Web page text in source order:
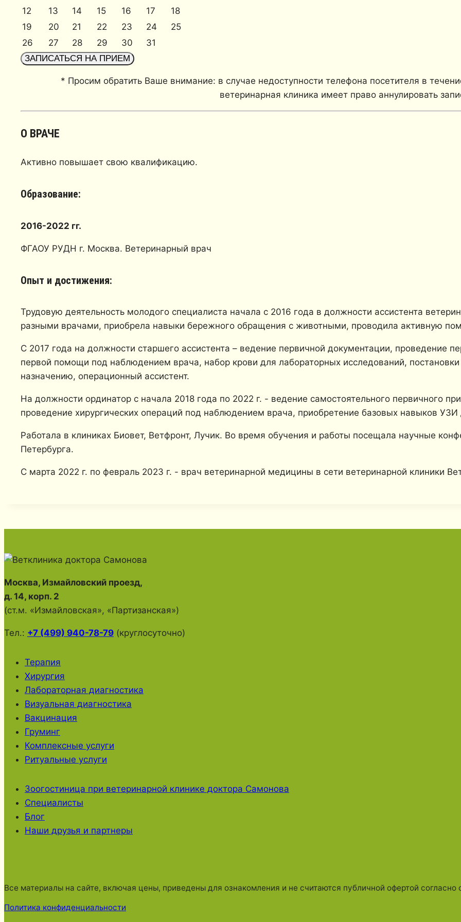
12
13 14 15 16 17
18
19
20 21 22 23 24
25
26
27 28 29 30 31
ЗАПИСАТЬСЯ НА ПРИЕМ
* Просим обратить Ваше внимание: в случае недоступности телефона посетителя в
ветеринарная клиника имеет право аннулировать
О ВРАЧЕ
Активно повышает свою квалификацию.
Образование:
2016-2022 гг.
ФГАОУ РУДН г. Москва. Ветеринарный врач
Опыт и достижения:
Трудовую деятельность молодого специалиста начала с 2016 года в должности ассистента
разными врачами, приобрела навыки бережного обращения с животными, проводила активную
С 2017 года на должности старшего ассистента – ведение первичной документации, проведение
первой помощи под наблюдением врача, набор крови для лабораторных исследований,
назначению, операционный ассистент.
На должности ординатор с начала 2018 года по 2022 г. - ведение самостоятельного первичного
проведение хирургических операций под наблюдением врача, приобретение базовых навыков УЗИ
Работала в клиниках Биовет, Ветфронт, Лучик. Во время обучения и работы посещала научные
Петербурга.
С марта 2022 г. по февраль 2023 г. - врач ветеринарной медицины в сети ветеринарной клиники
Москва, Измайловский проезд,
д. 14, корп. 2
(ст.м. «Измайловская», «Партизанская»)
Тел.: +7 (499) 940-78-79 (круглосуточно)
Терапия
Хирургия
Лабораторная диагностика
Визуальная диагностика
Вакцинация
Груминг
Комплексные услуги
Ритуальные услуги
Зоогостиница при ветеринарной клинике доктора Самонова
Специалисты
Блог
Наши друзья и партнеры
Все материалы на сайте, включая цены, приведены для ознакомления и не считаются публичной офертой согласно
Политика конфиденциальности